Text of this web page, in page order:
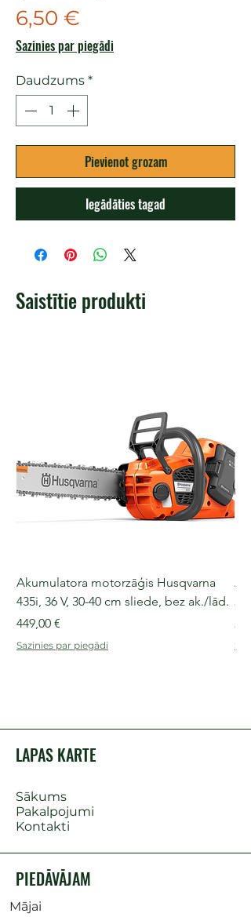
6,50 €
Sazinies par piegādi
Daudzums *
Pievienot grozam
Iegādāties tagad
Saistītie produkti
Akumulatora motorzāģis Husqvarna
435i, 36 V, 30-40 cm sliede, bez ak./lād.
Cena
449,00 €
Sazinies par piegādi
LAPAS KARTE
Sākums
Pakalpojumi
Kontakti
PIEDĀVĀJAM
Mājai